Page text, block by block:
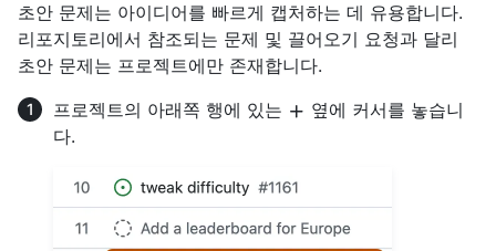
초안 문제는 아이디어를 빠르게 캡처하는 데 유용합니다.
리포지토리에서 참조되는 문제 및 끌어오기 요청과 달리
초안 문제는 프로젝트에만 존재합니다.
프로젝트의 아래쪽 행에 있는
옆에 커서를 놓습니
다.